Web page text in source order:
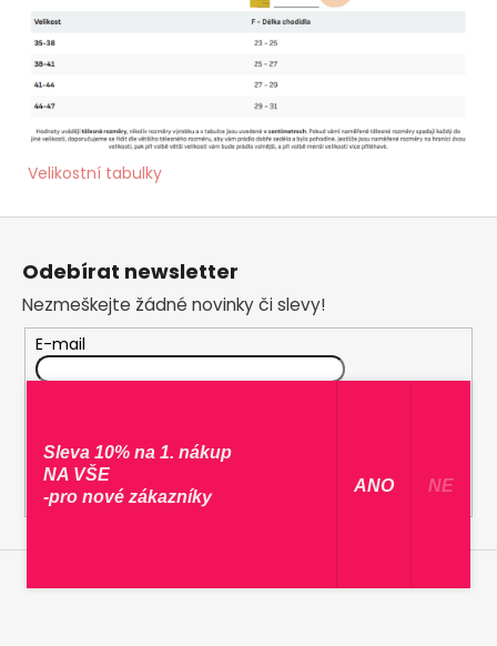
Velikostní tabulky
Z
Odebírat newsletter
Nezmeškejte žádné novinky či slevy!
E-mail
PŘIHLÁSIT SE
Sleva 10% na 1. nákup
NA VŠE
-pro nové zákazníky
​ ANO ​ NE